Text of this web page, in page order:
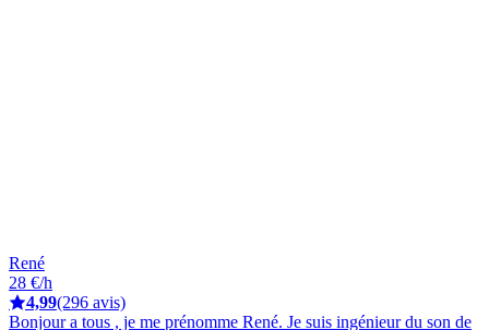
René
28 €/h
4,99(296 avis)
Bonjour a tous , je me prénomme René. Je suis ingénieur du son de